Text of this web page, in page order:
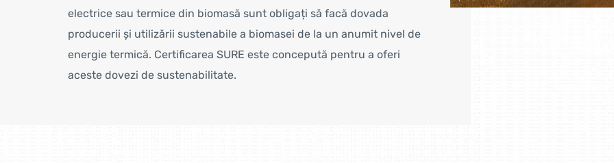
electrice sau termice din biomasă sunt obligați să facă dovada
producerii și utilizării sustenabile a biomasei de la un anumit nivel de
energie termică. Certificarea SURE este concepută pentru a oferi
aceste dovezi de sustenabilitate.